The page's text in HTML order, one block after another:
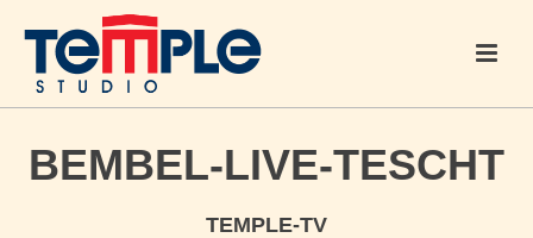
BEMBEL-LIVE-TESCHT
TEMPLE-TV